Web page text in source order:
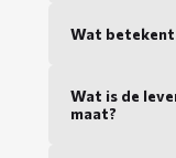
Wat betekent
Wat is de
maat?